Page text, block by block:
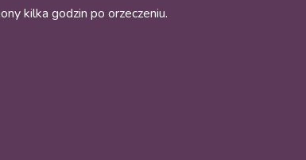
kilka godzin po orzeczeniu.